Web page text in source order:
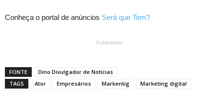
Conheça o portal de anúncios Será que Tem?
Publicidade
FONTE
Dino Divulgador de Notícias
TAGS
Ator Empresários Markentig
Marketing digital